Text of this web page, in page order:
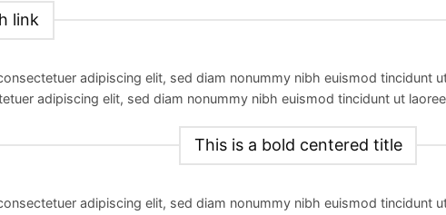
link
adipiscing elit, sed diam nonummy nibh euismod tincidunt
adipiscing elit, sed diam nonummy nibh euismod tincidunt ut
This is a bold centered title
adipiscing elit, sed diam nonummy nibh euismod tincidunt